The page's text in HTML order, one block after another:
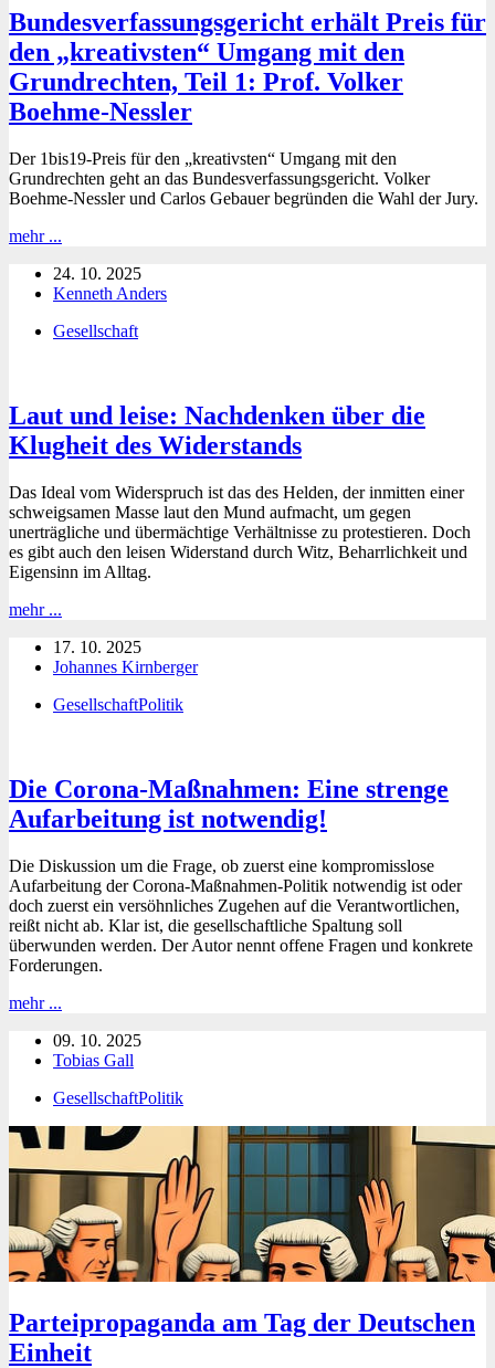
Bundesverfassungsgericht erhält Preis für
den „kreativsten“ Umgang mit den
Grundrechten, Teil 1: Prof. Volker
Boehme-Nessler
Der 1bis19-Preis für den „kreativsten“ Umgang mit den
Grundrechten geht an das Bundesverfassungsgericht. Volker
Boehme-Nessler und Carlos Gebauer begründen die Wahl der Jury.
mehr ...
Preis
für
„kreativsten“
Grundrechten,
Teil
1:
Volker
Boehme-
Nessler
24. 10. 2025
Kenneth Anders
Gesellschaft
Laut und leise: Nachdenken über die
Klugheit des Widerstands
Das Ideal vom Widerspruch ist das des Helden, der inmitten einer
schweigsamen Masse laut den Mund aufmacht, um gegen
unerträgliche und übermächtige Verhältnisse zu protestieren. Doch
es gibt auch den leisen Widerstand durch Witz, Beharrlichkeit und
Eigensinn im Alltag.
mehr ...
leise:
Nachdenken
die
17. 10. 2025
Johannes Kirnberger
GesellschaftPolitik
Die Corona-Maßnahmen: Eine strenge
Aufarbeitung ist notwendig!
Die Diskussion um die Frage, ob zuerst eine kompromisslose
Aufarbeitung der Corona-Maßnahmen-Politik notwendig ist oder
doch zuerst ein versöhnliches Zugehen auf die Verantwortlichen,
reißt nicht ab. Klar ist, die gesellschaftliche Spaltung soll
überwunden werden. Der Autor nennt offene Fragen und konkrete
Forderungen.
mehr ...
Maßnahmen:
Eine
Aufarbeitung
notwendig!
09. 10. 2025
Tobias Gall
GesellschaftPolitik
Parteipropaganda am Tag der Deutschen
Einheit